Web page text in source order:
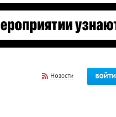
Новости ВОЙТИ